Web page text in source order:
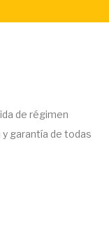
de régimen
garantía de todas